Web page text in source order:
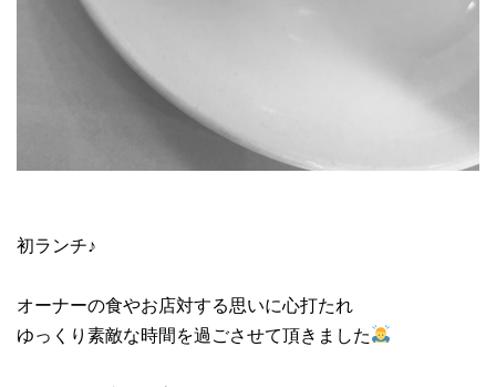
初ランチ♪
オーナーの食やお店対する思いに心打たれ
ゆっくり素敵な時間を過ごさせて頂きました